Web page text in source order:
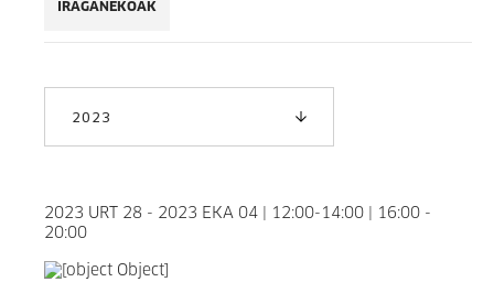
IRAGANEKOAK
2023
2023 URT 28 - 2023 EKA 04 | 12:00-14:00 | 16:00 -
20:00